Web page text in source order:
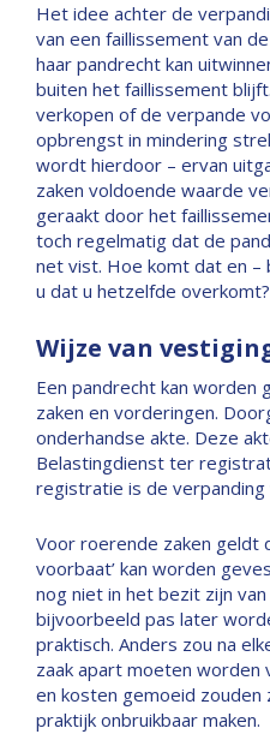
Het idee achter de
van een faillissement van
haar pandrecht kan
buiten het faillissement
verkopen of de verpande
opbrengst in mindering
wordt hierdoor – ervan
zaken voldoende waarde
geraakt door het
toch regelmatig dat de
net vist. Hoe komt dat en
u dat u hetzelfde overkomt?
Wijze van
Een pandrecht kan worden
zaken en vorderingen.
onderhandse akte. Deze
Belastingdienst ter
registratie is de verpanding
Voor roerende zaken geldt
voorbaat’ kan worden
nog niet in het bezit zijn
bijvoorbeeld pas later
praktisch. Anders zou na
zaak apart moeten worden
en kosten gemoeid zouden
praktijk onbruikbaar maken.